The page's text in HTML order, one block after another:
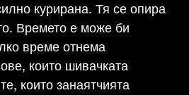
курирана. Тя се опира
Времето е може би
време отнема
които шивачката
които занаятчията